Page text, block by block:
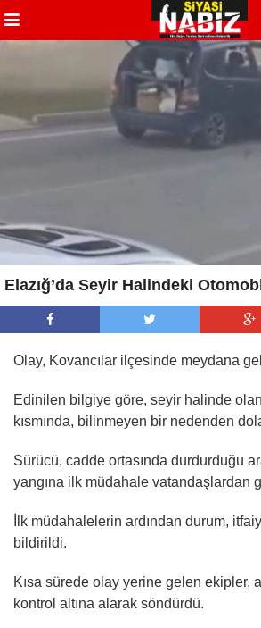
Elazığ’da Seyir Halindeki
Olay, Kovancılar ilçesinde meydana
Edinilen bilgiye göre, seyir halinde
kısmında, bilinmeyen bir nedenden
Sürücü, cadde ortasında durdurduğu
yangına ilk müdahale vatandaşlardan
İlk müdahalelerin ardından durum,
bildirildi.
Kısa sürede olay yerine gelen ekipler,
kontrol altına alarak söndürdü.